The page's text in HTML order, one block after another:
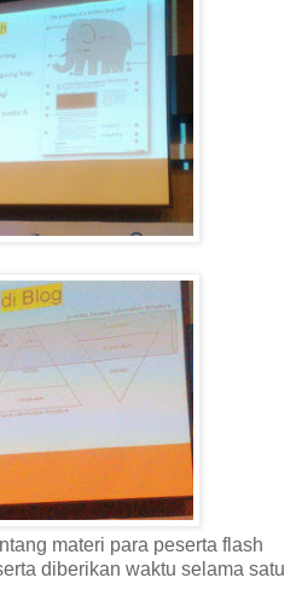
materi para peserta flash
diberikan waktu selama satu